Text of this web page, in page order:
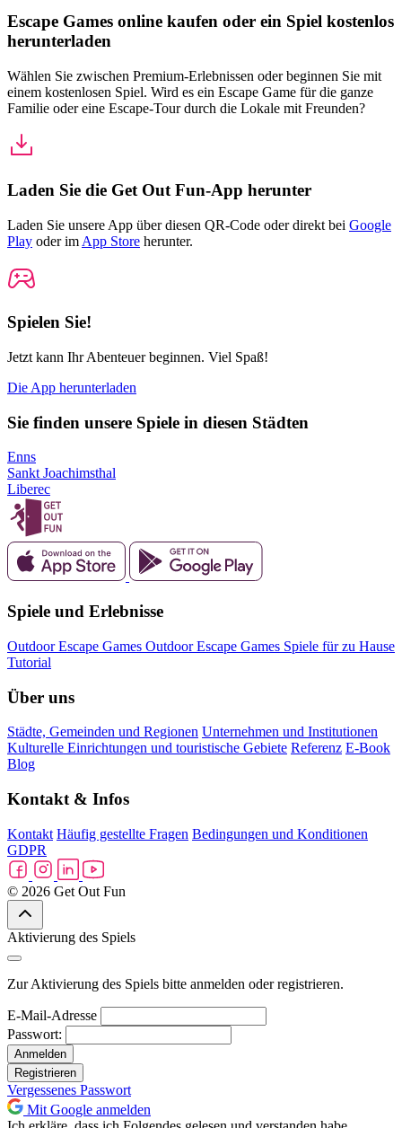
Escape Games online kaufen oder ein Spiel kostenlos
herunterladen
Wählen Sie zwischen Premium-Erlebnissen oder beginnen Sie mit
einem kostenlosen Spiel. Wird es ein Escape Game für die ganze
Familie oder eine Escape-Tour durch die Lokale mit Freunden?
Laden Sie die Get Out Fun-App herunter
Laden Sie unsere App über diesen QR-Code oder direkt bei Google
Play oder im App Store herunter.
Spielen Sie!
Jetzt kann Ihr Abenteuer beginnen. Viel Spaß!
Die App herunterladen
Sie finden unsere Spiele in diesen Städten
Enns
Sankt Joachimsthal
Liberec
Spiele und Erlebnisse
Outdoor Escape Games Outdoor Escape Games Spiele für zu Hause
Tutorial
Über uns
Städte, Gemeinden und Regionen Unternehmen und Institutionen
Kulturelle Einrichtungen und touristische Gebiete Referenz E-Book
Blog
Kontakt & Infos
Kontakt Häufig gestellte Fragen Bedingungen und Konditionen
GDPR
© 2026 Get Out Fun
Aktivierung des Spiels
Zur Aktivierung des Spiels bitte anmelden oder registrieren.
E-Mail-Adresse
Passwort:
Anmelden
Registrieren
Vergessenes Passwort
Mit Google anmelden